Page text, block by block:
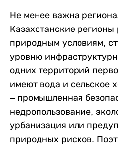
Не менее важна
Казахстанские регионы
природным условиям,
уровню
одних территорий
имеют вода и сельское
– промышленная
недропользование,
урбанизация или
природных рисков.